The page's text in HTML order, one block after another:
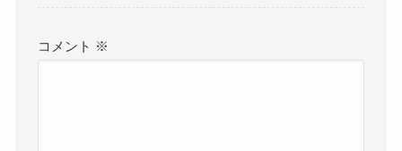
コメント ※